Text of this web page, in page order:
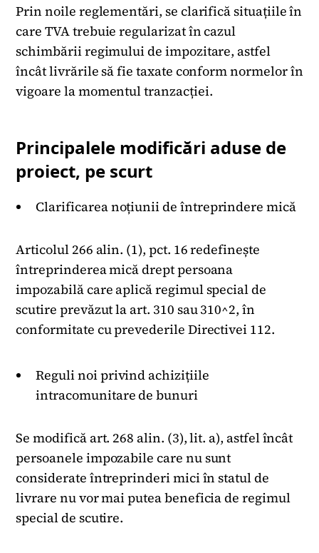
Prin noile reglementări, se clarifică situațiile în
care TVA trebuie regularizat în cazul
schimbării regimului de impozitare, astfel
încât livrările să fie taxate conform normelor în
vigoare la momentul tranzacției.
Principalele modificări aduse de
proiect, pe scurt
Clarificarea noțiunii de întreprindere mică
Articolul 266 alin. (1), pct. 16 redefinește
întreprinderea mică drept persoana
impozabilă care aplică regimul special de
scutire prevăzut la art. 310 sau 310^2, în
conformitate cu prevederile Directivei 112.
Reguli noi privind achizițiile
intracomunitare de bunuri
Se modifică art. 268 alin. (3), lit. a), astfel încât
persoanele impozabile care nu sunt
considerate întreprinderi mici în statul de
livrare nu vor mai putea beneficia de regimul
special de scutire.